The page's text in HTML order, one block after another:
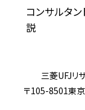
コンサルタ
説
三菱UFJリ
〒105-8501東